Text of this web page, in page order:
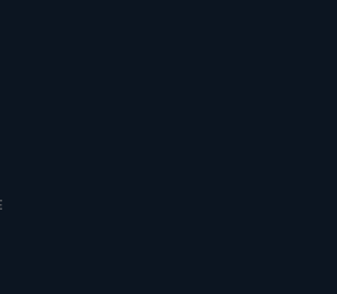
numerem telefonu 62 735-51-05 lub